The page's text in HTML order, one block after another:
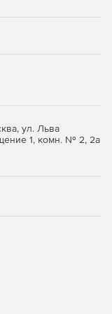
ему элементы
Enterprise
интранет-
и
серверы),
ул. Льва
1, комн. № 2, 2а